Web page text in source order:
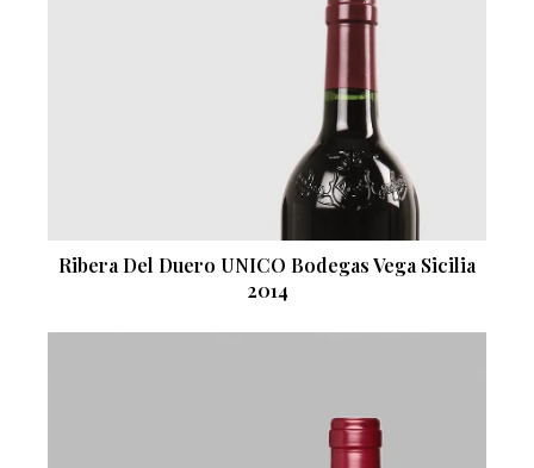
Ribera Del Duero UNICO Bodegas Vega Sicilia
2014